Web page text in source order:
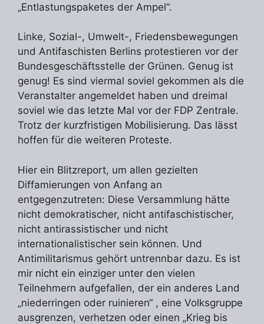
„Entlastungspaketes der Ampel“.
Linke, Sozial-, Umwelt-, Friedensbewegungen
und Antifaschisten Berlins protestieren vor der
Bundesgeschäftsstelle der Grünen. Genug ist
genug! Es sind viermal soviel gekommen als die
Veranstalter angemeldet haben und dreimal
soviel wie das letzte Mal vor der FDP Zentrale.
Trotz der kurzfristigen Mobilisierung. Das lässt
hoffen für die weiteren Proteste.
Hier ein Blitzreport, um allen gezielten
Diffamierungen von Anfang an
entgegenzutreten: Diese Versammlung hätte
nicht demokratischer, nicht antifaschistischer,
nicht antirassistischer und nicht
internationalistischer sein können. Und
Antimilitarismus gehört untrennbar dazu. Es ist
mir nicht ein einziger unter den vielen
Teilnehmern aufgefallen, der ein anderes Land
„niederringen oder ruinieren“ , eine Volksgruppe
ausgrenzen, verhetzen oder einen „Krieg bis